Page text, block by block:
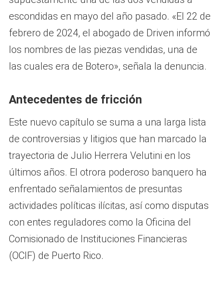
escondidas en mayo del año pasado. «El 22 de
febrero de 2024, el abogado de Driven informó
los nombres de las piezas vendidas, una de
las cuales era de Botero», señala la denuncia.
Antecedentes de fricción
Este nuevo capítulo se suma a una larga lista
de controversias y litigios que han marcado la
trayectoria de Julio Herrera Velutini en los
últimos años. El otrora poderoso banquero ha
enfrentado señalamientos de presuntas
actividades políticas ilícitas, así como disputas
con entes reguladores como la Oficina del
Comisionado de Instituciones Financieras
(OCIF) de Puerto Rico.